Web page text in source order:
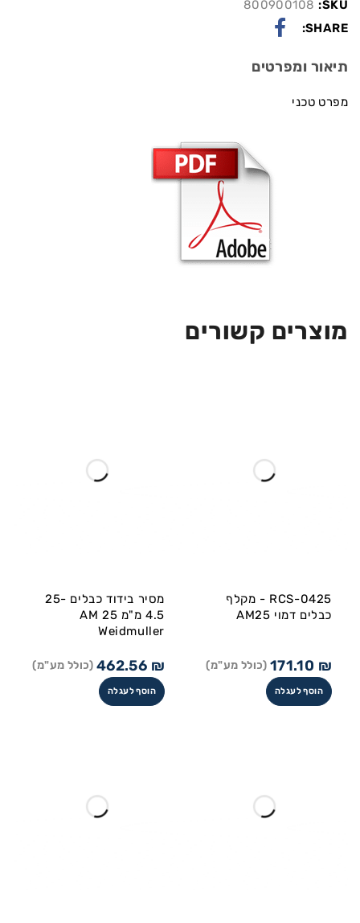
SKU:
800900108
SHARE:
תיאור ומפרטים
מפרט טכני
מוצרים קשורים
RCS-0425 - מקלף
כבלים דמוי AM25
171.10 ₪ (כולל מע"מ)
הוסף לעגלה
מסיר בידוד כבלים 25-
4.5 מ"מ AM 25
Weidmuller
462.56 ₪ (כולל מע"מ)
הוסף לעגלה